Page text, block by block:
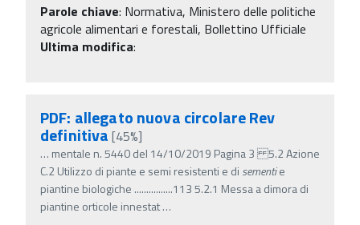
Parole chiave: Normativa, Ministero delle politiche
agricole alimentari e forestali, Bollettino Ufficiale
Ultima modifica:
PDF: allegato nuova circolare Rev
definitiva [45%]
… mentale n. 5440 del 14/10/2019 Pagina 3 5.2 Azione
C.2 Utilizzo di piante e semi resistenti e di sementie
piantine biologiche ................113 5.2.1 Messa a dimora di
piantine orticole innestat…